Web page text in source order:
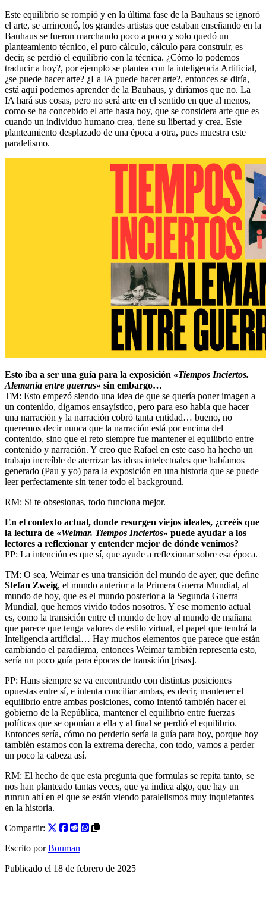
Este equilibrio se rompió y en la última fase de la Bauhaus se ignoró
el arte, se arrinconó, los grandes artistas que estaban enseñando en la
Bauhaus se fueron marchando poco a poco y solo quedó un
planteamiento técnico, el puro cálculo, cálculo para construir, es
decir, se perdió el equilibrio con la técnica. ¿Cómo lo podemos
traducir a hoy?, por ejemplo se plantea con la inteligencia Artificial,
¿se puede hacer arte? ¿La IA puede hacer arte?, entonces se diría,
está aquí podemos aprender de la Bauhaus, y diríamos que no. La
IA hará sus cosas, pero no será arte en el sentido en que al menos,
como se ha concebido el arte hasta hoy, que se considera arte que es
cuando un individuo humano crea, tiene su libertad y crea. Este
planteamiento desplazado de una época a otra, pues muestra este
paralelismo.
Esto iba a ser una guía para la exposición «Tiempos Inciertos.
Alemania entre guerras» sin embargo…
TM: Esto empezó siendo una idea de que se quería poner imagen a
un contenido, digamos ensayístico, pero para eso había que hacer
una narración y la narración cobró tanta entidad… bueno, no
queremos decir nunca que la narración está por encima del
contenido, sino que el reto siempre fue mantener el equilibrio entre
contenido y narración. Y creo que Rafael en este caso ha hecho un
trabajo increíble de aterrizar las ideas intelectuales que habíamos
generado (Pau y yo) para la exposición en una historia que se puede
leer perfectamente sin tener todo el background.
RM: Si te obsesionas, todo funciona mejor.
En el contexto actual, donde resurgen viejos ideales, ¿creéis que
la lectura de «Weimar. Tiempos Inciertos» puede ayudar a los
lectores a reflexionar y entender mejor de dónde venimos?
PP: La intención es que sí, que ayude a reflexionar sobre esa época.
TM: O sea, Weimar es una transición del mundo de ayer, que define
Stefan Zweig, el mundo anterior a la Primera Guerra Mundial, al
mundo de hoy, que es el mundo posterior a la Segunda Guerra
Mundial, que hemos vivido todos nosotros. Y ese momento actual
es, como la transición entre el mundo de hoy al mundo de mañana
que parece que tenga valores de estilo virtual, el papel que tendrá la
Inteligencia artificial… Hay muchos elementos que parece que están
cambiando el paradigma, entonces Weimar también representa esto,
sería un poco guía para épocas de transición [risas].
PP: Hans siempre se va encontrando con distintas posiciones
opuestas entre sí, e intenta conciliar ambas, es decir, mantener el
equilibrio entre ambas posiciones, como intentó también hacer el
gobierno de la República, mantener el equilibrio entre fuerzas
políticas que se oponían a ella y al final se perdió el equilibrio.
Entonces sería, cómo no perderlo sería la guía para hoy, porque hoy
también estamos con la extrema derecha, con todo, vamos a perder
un poco la cabeza así.
RM: El hecho de que esta pregunta que formulas se repita tanto, se
nos han planteado tantas veces, que ya indica algo, que hay un
runrun ahí en el que se están viendo paralelismos muy inquietantes
en la historia.
Compartir:
Escrito por Bouman
Publicado el 18 de febrero de 2025